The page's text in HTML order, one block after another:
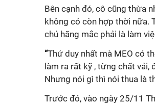
Bên cạnh đó, cô cũng thừa
không có còn hợp thời nữa.
chủ hãng mắc phải là làm
“Thứ duy nhất mà MEO có
làm ra rất kỹ , từng chất vải,
Nhưng nói gì thì nói thua là
Trước đó, vào ngày 25/11